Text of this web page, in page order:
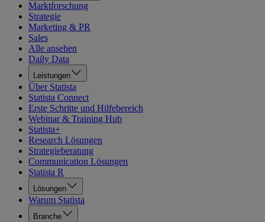
Marktforschung
Strategie
Marketing & PR
Sales
Alle ansehen
Daily Data
Leistungen
Über Statista
Statista Connect
Erste Schritte und Hilfebereich
Webinar & Training Hub
Statista+
Research Lösungen
Strategieberatung
Communication Lösungen
Statista R
Lösungen
Warum Statista
Branche